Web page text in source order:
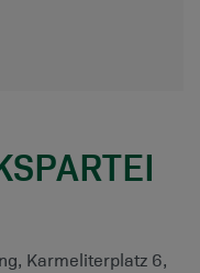
Karmeliterplatz 6,